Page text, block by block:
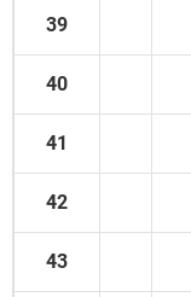
39
40
41
42
43